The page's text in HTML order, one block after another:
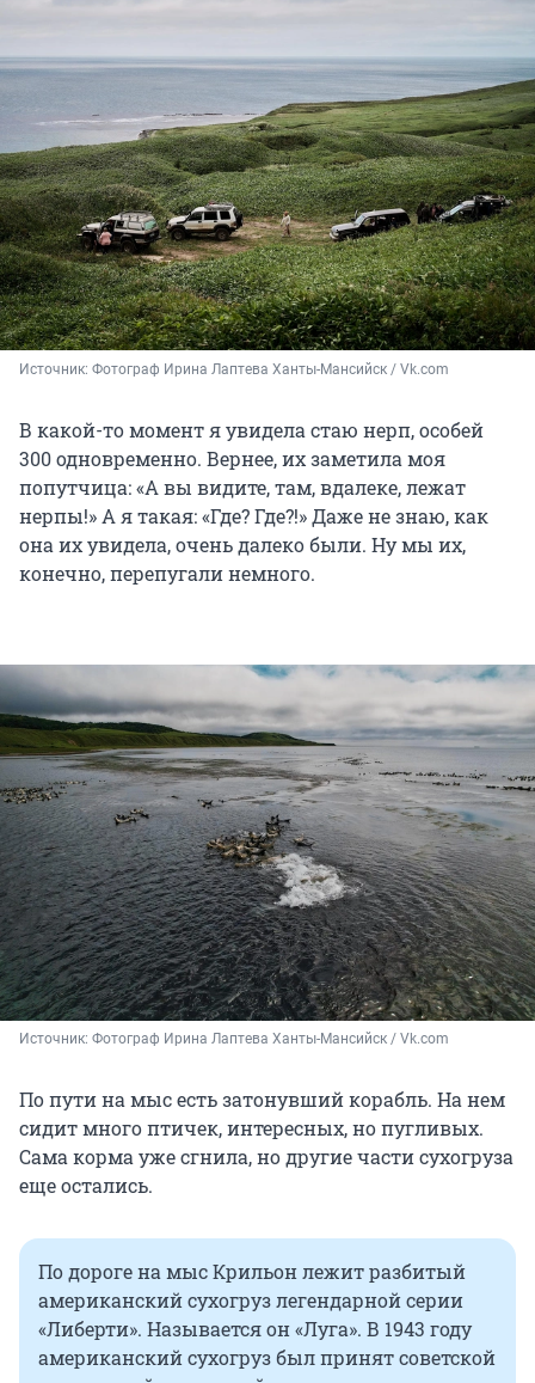
Источник: Фотограф Ирина Лаптева Ханты-Мансийск / Vk.com
В какой-то момент я увидела стаю нерп, особей
300 одновременно. Вернее, их заметила моя
попутчица: «А вы видите, там, вдалеке, лежат
нерпы!» А я такая: «Где? Где?!» Даже не знаю, как
она их увидела, очень далеко были. Ну мы их,
конечно, перепугали немного.
Источник: Фотограф Ирина Лаптева Ханты-Мансийск / Vk.com
По пути на мыс есть затонувший корабль. На нем
сидит много птичек, интересных, но пугливых.
Сама корма уже сгнила, но другие части сухогруза
еще остались.
По дороге на мыс Крильон лежит разбитый
американский сухогруз легендарной серии
«Либерти». Называется он «Луга». В 1943 году
американский сухогруз был принят советской